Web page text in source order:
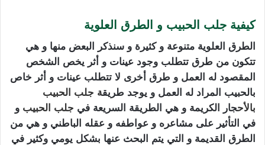
كيفية جلب الحبيب و الطرق العلوية
الطرق العلوية متنوعة و كثيرة و سنذكر البعض منها و هي
تتكون من طرق تتطلب وجود عينات و أثر يخص الشخص
المقصود له العمل و طرق أخرى لا تتطلب عينات و أثر خاص
بالحبيب المراد له العمل و يوجد طريقة جلب الحبيب
بالأحجار الكريمة و هي الطريقة السريعة في جلب الحبيب و
في التأثير على مشاعره و عواطفه و عقله الباطني و هي من
الطرق القديمة و التي يتم البحث عنها بشكل يومي وكثير في